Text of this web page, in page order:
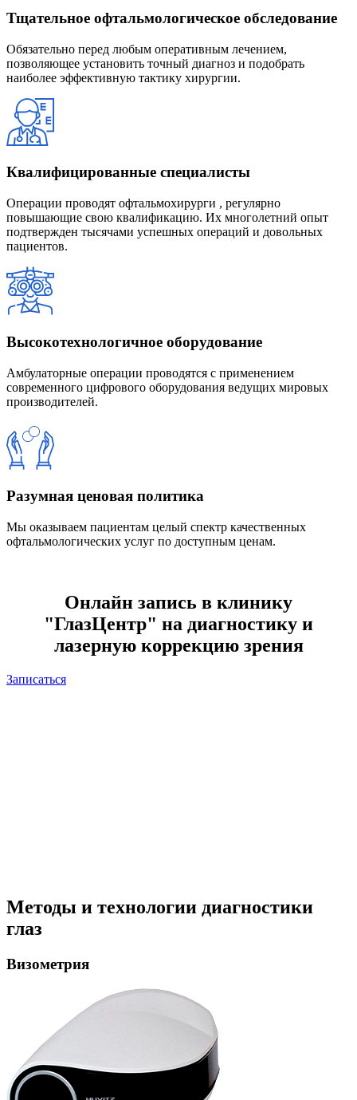
Тщательное офтальмологическое обследование
Обязательно перед любым оперативным лечением,
позволяющее установить точный диагноз и подобрать
наиболее эффективную тактику хирургии.
Квалифицированные специалисты
Операции проводят офтальмохирурги , регулярно
повышающие свою квалификацию. Их многолетний опыт
подтвержден тысячами успешных операций и довольных
пациентов.
Высокотехнологичное оборудование
Амбулаторные операции проводятся с применением
современного цифрового оборудования ведущих мировых
производителей.
Разумная ценовая политика
Мы оказываем пациентам целый спектр качественных
офтальмологических услуг по доступным ценам.
Онлайн запись в клинику
"ГлазЦентр" на диагностику и
лазерную коррекцию зрения
Записаться
Методы и технологии диагностики
глаз
Визометрия